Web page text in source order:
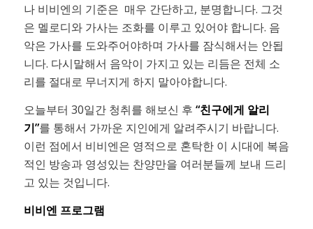
나 비비엔의 기준은 매우 간단하고, 분명합니다. 그것
은 멜로디와 가사는 조화를 이루고 있어야 합니다. 음
악은 가사를 도와주어야하며 가사를 잠식해서는 안됩
니다. 다시말해서 음악이 가지고 있는 리듬은 전체 소
리를 절대로 무너지게 하지 말아야합니다.
오늘부터 30일간 청취를 해보신 후 “친구에게 알리
기”를 통해서 가까운 지인에게 알려주시기 바랍니다.
이런 점에서 비비엔은 영적으로 혼탁한 이 시대에 복음
적인 방송과 영성있는 찬양만을 여러분들께 보내 드리
고 있는 것입니다.
비비엔 프로그램